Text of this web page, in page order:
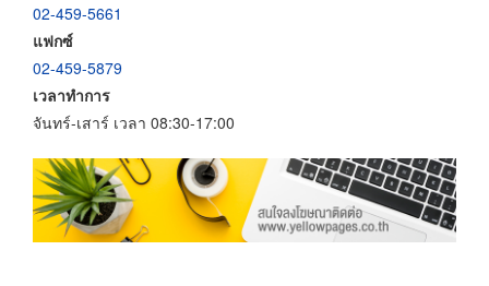
02-459-5661
แฟกซ์
02-459-5879
เวลาทำการ
จันทร์-เสาร์ เวลา 08:30-17:00